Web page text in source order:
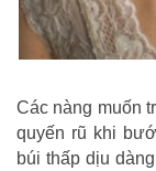
Các nàng muốn
quyến rũ khi
búi thấp dịu